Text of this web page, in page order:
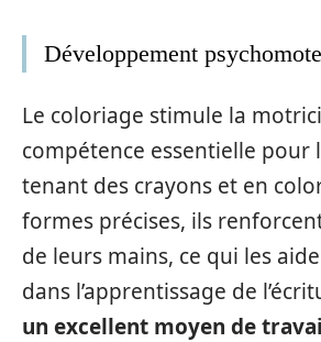
Développement
Le coloriage stimule la
compétence essentielle pour
tenant des crayons et en
formes précises, ils
de leurs mains, ce qui les
dans l’apprentissage de
un excellent moyen de